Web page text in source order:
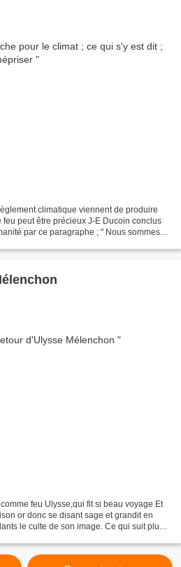
climatique viennent de produire
peut être précieux J-E Ducoin conclus
par ce paragraphe ; " Nous sommes
feu Ulysse,qui fit si beau voyage Et
or donc se disant sage et grandit en
le culte de son image. Ce qui suit plus